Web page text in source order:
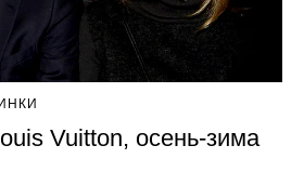
Vuitton, осень-зима